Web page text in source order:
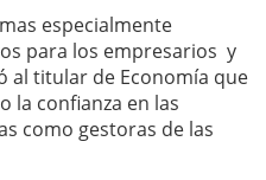
especialmente
para los empresarios y
al titular de Economía que
la confianza en las
como gestoras de las